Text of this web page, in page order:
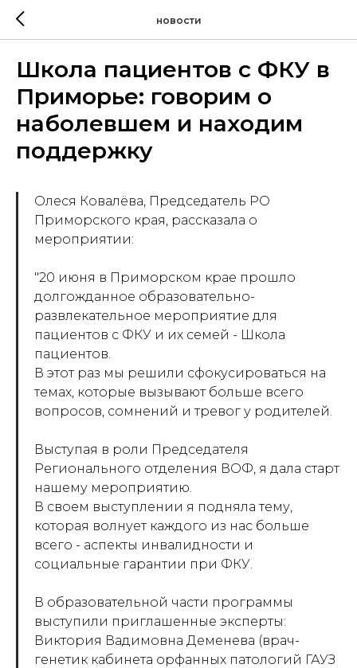
новости
Школа пациентов с ФКУ в
Приморье: говорим о
наболевшем и находим
поддержку
Олеся Ковалёва, Председатель РО
Приморского края, рассказала о
мероприятии:
️"20 июня в Приморском крае прошло
долгожданное образовательно-
развлекательное мероприятие для
пациентов с ФКУ и их семей - Школа
пациентов.
В этот раз мы решили сфокусироваться на
темах, которые вызывают больше всего
вопросов, сомнений и тревог у родителей.
Выступая в роли Председателя
Регионального отделения ВОФ, я дала старт
нашему мероприятию.
В своем выступлении я подняла тему,
которая волнует каждого из нас больше
всего - аспекты инвалидности и
социальные гарантии при ФКУ.
В образовательной части программы
выступили приглашенные эксперты:
Виктория Вадимовна Деменева (врач-
генетик кабинета орфанных патологий ГАУЗ